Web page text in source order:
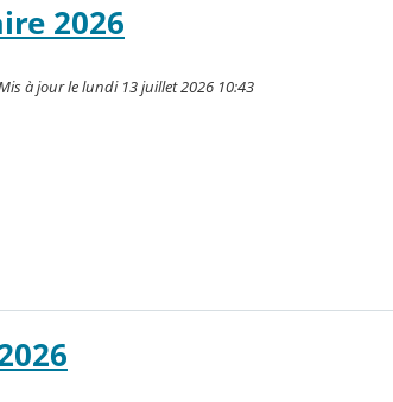
2026
à jour le lundi 13 juillet 2026 10:43